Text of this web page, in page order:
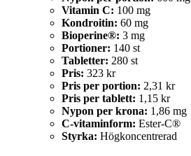
Vitamin C: 100 mg
Kondroitin: 60 mg
Bioperine®: 3 mg
Portioner: 140 st
Tabletter: 280 st
Pris: 323 kr
Pris per portion: 2,31 kr
Pris per tablett: 1,15 kr
Nypon per krona: 1,86 mg
C-vitaminform: Ester-C®
Styrka: Högkoncentrerad